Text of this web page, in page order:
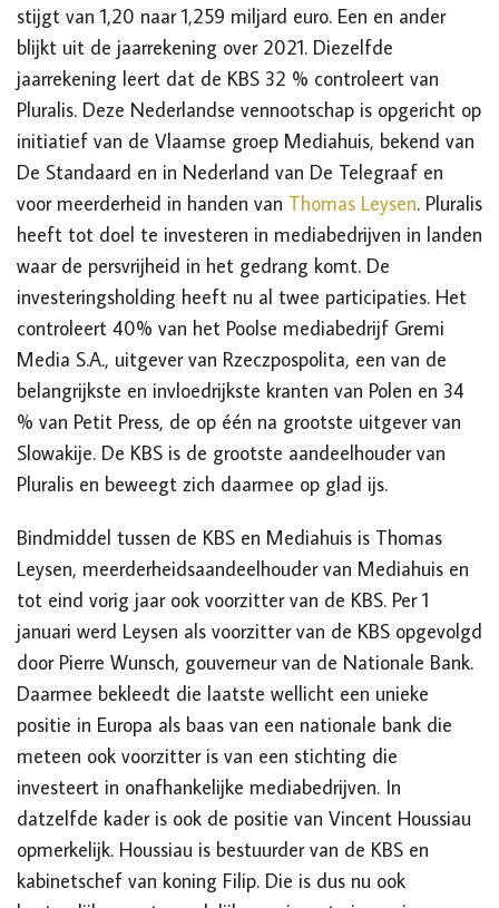
stijgt van 1,20 naar 1,259 miljard euro. Een en ander
blijkt uit de jaarrekening over 2021. Diezelfde
jaarrekening leert dat de KBS 32 % controleert van
Pluralis. Deze Nederlandse vennootschap is opgericht op
initiatief van de Vlaamse groep Mediahuis, bekend van
De Standaard en in Nederland van De Telegraaf en
voor meerderheid in handen van Thomas Leysen. Pluralis
heeft tot doel te investeren in mediabedrijven in landen
waar de persvrijheid in het gedrang komt. De
investeringsholding heeft nu al twee participaties. Het
controleert 40% van het Poolse mediabedrijf Gremi
Media S.A., uitgever van Rzeczpospolita, een van de
belangrijkste en invloedrijkste kranten van Polen en 34
% van Petit Press, de op één na grootste uitgever van
Slowakije. De KBS is de grootste aandeelhouder van
Pluralis en beweegt zich daarmee op glad ijs.
Bindmiddel tussen de KBS en Mediahuis is Thomas
Leysen, meerderheidsaandeelhouder van Mediahuis en
tot eind vorig jaar ook voorzitter van de KBS. Per 1
januari werd Leysen als voorzitter van de KBS opgevolgd
door Pierre Wunsch, gouverneur van de Nationale Bank.
Daarmee bekleedt die laatste wellicht een unieke
positie in Europa als baas van een nationale bank die
meteen ook voorzitter is van een stichting die
investeert in onafhankelijke mediabedrijven. In
datzelfde kader is ook de positie van Vincent Houssiau
opmerkelijk. Houssiau is bestuurder van de KBS en
kabinetschef van koning Filip. Die is dus nu ook